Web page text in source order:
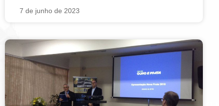
7 de junho de 2023